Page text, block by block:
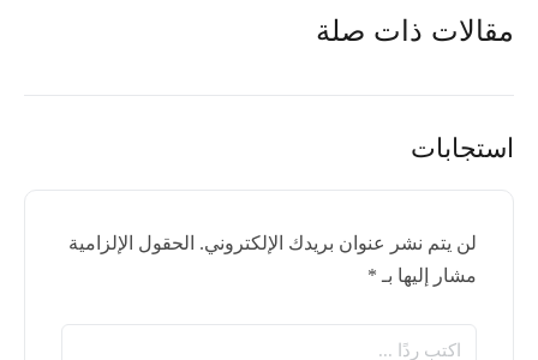
مقالات ذات صلة
استجابات
لن يتم نشر عنوان بريدك الإلكتروني. الحقول الإلزامية
مشار إليها بـ *